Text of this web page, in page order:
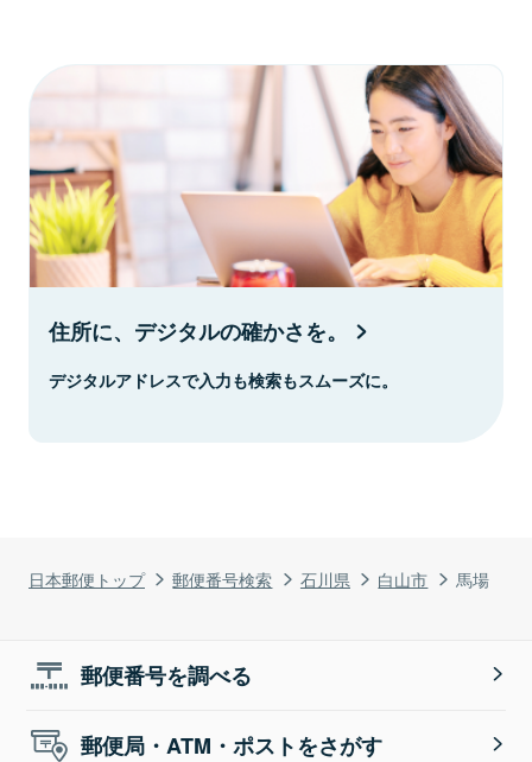
日本郵便トップ 郵便番号検索 石川県 白山市 馬場
住所に、デジタルの確かさを。
デジタルアドレスで入力も検索もスムーズに。
郵便番号を調べる
郵便局・ATM・ポストをさがす